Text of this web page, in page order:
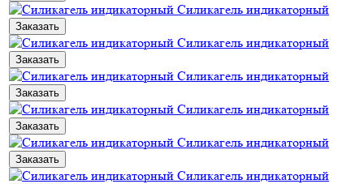
Силикагель индикаторный
Заказать
Силикагель индикаторный
Заказать
Силикагель индикаторный
Заказать
Силикагель индикаторный
Заказать
Силикагель индикаторный
Заказать
Силикагель индикаторный